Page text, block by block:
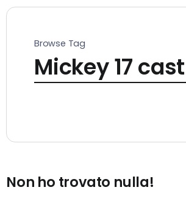
Browse Tag
Mickey 17 cast
Non ho trovato nulla!